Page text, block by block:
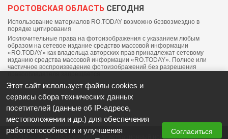
РОСТОВСКАЯ ОБЛАСТЬ СЕГОДНЯ
Использование материалов RO.TODAY возможно безвозмездно в
порядке цитирования
Исключительные права на фотоизображения с указанием любым
образом на сетевое издание средство массовой информации
«RO.TODAY» как владельца авторских прав принадлежат сетевому
изданию средства массовой информации «RO.TODAY». Полное или
частичное воспроизведение фотоизображений без разрешения
© 2018 — 2025, «РО Сегодня». Регистрационный номер СМИ: ЭЛ №
Этот сайт использует файлы cookies и
сервисы сбора технических данных
посетителей (данные об IP-адресе,
местоположении и др.) для обеспечения
работоспособности и улучшения
Согласиться